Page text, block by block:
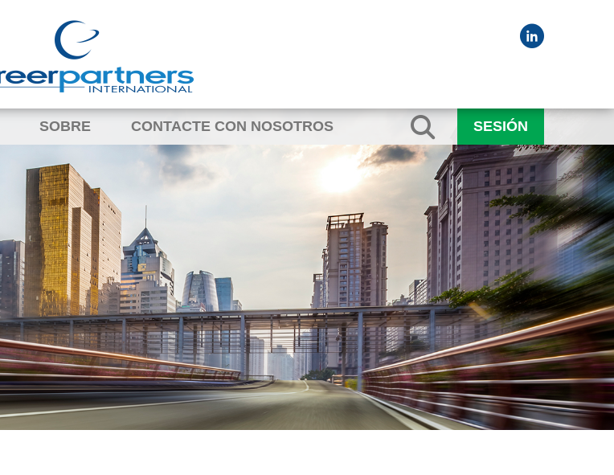
SOBRE CONTACTE CON NOSOTROS SESIÓN